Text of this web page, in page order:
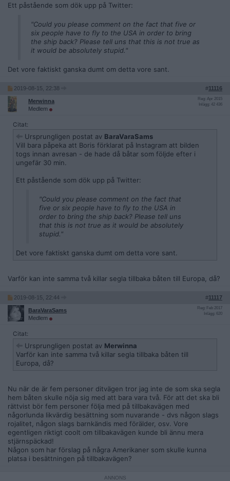
Ett påstående som dök upp på Twitter:
"Could you please comment on the fact that five or
six people have to fly to the USA in order to bring
the ship back? Please tell uns that this is not true as
it would be absolutely stupid."
Det vore faktiskt ganska dumt om detta vore sant.
2019-08-15, 22:38 #11116
Merwinna
Medlem
Reg: Apr 2015
Inlägg: 42 436
Citat:
Ursprungligen postat av BaraVaraSams
Vill bara påpeka att Boris förklarat på Instagram att bilden
togs innan avresan - de hade då båtar som följde efter i
ungefär 30 min.
Ett påstående som dök upp på Twitter:
"Could you please comment on the fact that
five or six people have to fly to the USA in
order to bring the ship back? Please tell uns
that this is not true as it would be absolutely
stupid."
Det vore faktiskt ganska dumt om detta vore sant.
Varför kan inte samma två killar segla tillbaka båten till Europa, då?
2019-08-15, 22:44 #11117
BaraVaraSams
Medlem
Reg: Feb 2017
Inlägg: 620
Citat:
Ursprungligen postat av Merwinna
Varför kan inte samma två killar segla tillbaka båten till
Europa, då?
Nu när de är fem personer ditvägen tror jag inte de som ska segla
hem båten skulle nöja sig med att bara vara två. För att det ska bli
rättvist bör fem personer följa med på tillbakavägen med
någorlunda likvärdig besättning som nuvarande - dvs någon slags
rojalitet, någon slags barnkändis med förälder, osv. Vore
egentligen riktigt coolt om tillbakavägen kunde bli ännu mera
stjärnspäckad!
Någon som har förslag på några Amerikaner som skulle kunna
platsa i besättningen på tillbakavägen?